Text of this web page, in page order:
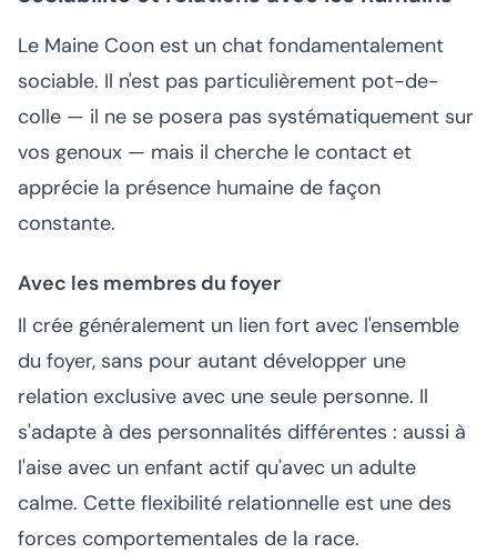
Le Maine Coon est un chat fondamentalement
sociable. Il n'est pas particulièrement pot-de-
colle — il ne se posera pas systématiquement sur
vos genoux — mais il cherche le contact et
apprécie la présence humaine de façon
constante.
Avec les membres du foyer
Il crée généralement un lien fort avec l'ensemble
du foyer, sans pour autant développer une
relation exclusive avec une seule personne. Il
s'adapte à des personnalités différentes : aussi à
l'aise avec un enfant actif qu'avec un adulte
calme. Cette flexibilité relationnelle est une des
forces comportementales de la race.